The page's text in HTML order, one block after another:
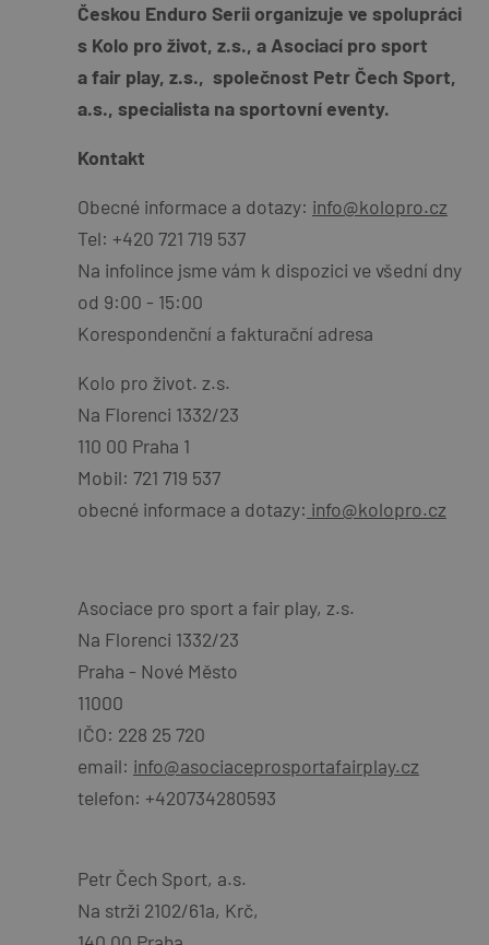
Českou Enduro Serii organizuje ve spolupráci
s Kolo pro život, z.s., a Asociací pro sport
a fair play, z.s., společnost Petr Čech Sport,
a.s., specialista na sportovní eventy.
Kontakt
Obecné informace a dotazy: info@kolopro.cz
Tel: +420 721 719 537
Na infolince jsme vám k dispozici ve všední dny
od 9:00 - 15:00
Korespondenční a fakturační adresa
Kolo pro život. z.s.
Na Florenci 1332/23
110 00 Praha 1
Mobil: 721 719 537
obecné informace a dotazy: info@kolopro.cz
Asociace pro sport a fair play, z.s.
Na Florenci 1332/23
Praha - Nové Město
11000
IČO: 228 25 720
email: info@asociaceprosportafairplay.cz
telefon: +420734280593
Petr Čech Sport, a.s.
Na strži 2102/61a, Krč,